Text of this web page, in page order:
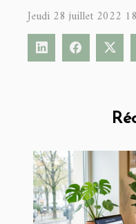
Jeudi 28 juillet 2022